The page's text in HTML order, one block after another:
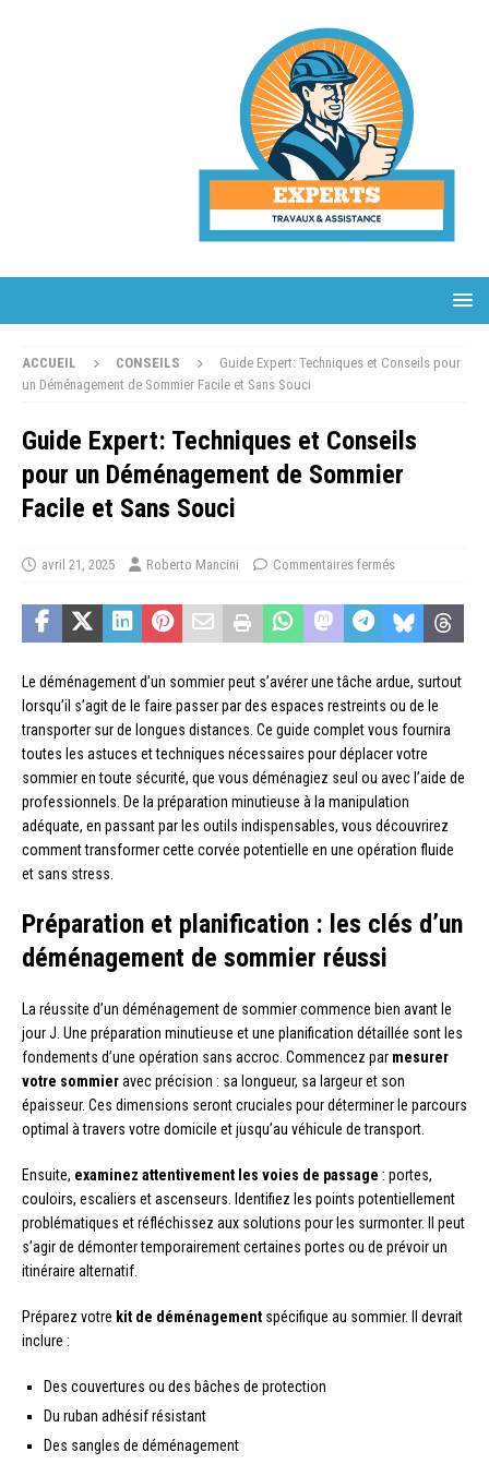
ACCUEIL CONSEILS
Guide Expert: Techniques et Conseils pour
un Déménagement de Sommier Facile et Sans Souci
Guide Expert: Techniques et Conseils
pour un Déménagement de Sommier
Facile et Sans Souci
avril 21, 2025 Roberto Mancini Commentaires fermés
Le déménagement d’un sommier peut s’avérer une tâche ardue, surtout
lorsqu’il s’agit de le faire passer par des espaces restreints ou de le
transporter sur de longues distances. Ce guide complet vous fournira
toutes les astuces et techniques nécessaires pour déplacer votre
sommier en toute sécurité, que vous déménagiez seul ou avec l’aide de
professionnels. De la préparation minutieuse à la manipulation
adéquate, en passant par les outils indispensables, vous découvrirez
comment transformer cette corvée potentielle en une opération fluide
et sans stress.
Préparation et planification : les clés d’un
déménagement de sommier réussi
La réussite d’un déménagement de sommier commence bien avant le
jour J. Une préparation minutieuse et une planification détaillée sont les
fondements d’une opération sans accroc. Commencez par mesurer
votre sommieravec précision : sa longueur, sa largeur et son
épaisseur. Ces dimensions seront cruciales pour déterminer le parcours
optimal à travers votre domicile et jusqu’au véhicule de transport.
Ensuite, examinez attentivement les voies de passage : portes,
couloirs, escaliers et ascenseurs. Identifiez les points potentiellement
problématiques et réfléchissez aux solutions pour les surmonter. Il peut
s’agir de démonter temporairement certaines portes ou de prévoir un
itinéraire alternatif.
Préparez votre kit de déménagement spécifique au sommier. Il devrait
inclure :
Des couvertures ou des bâches de protection
Du ruban adhésif résistant
Des sangles de déménagement